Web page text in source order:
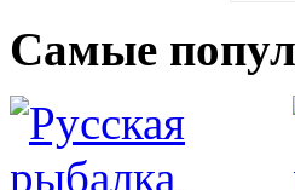
Самые